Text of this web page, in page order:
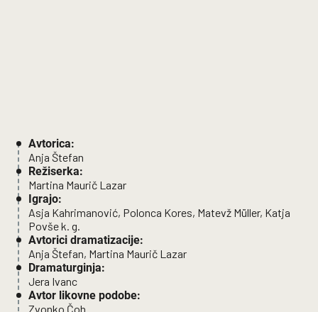
Avtorica:
Anja Štefan
Režiserka:
Martina Maurič Lazar
Igrajo:
Asja Kahrimanović, Polonca Kores, Matevž Müller, Katja
Povše k. g.
Avtorici dramatizacije:
Anja Štefan, Martina Maurič Lazar
Dramaturginja:
Jera Ivanc
Avtor likovne podobe:
Zvonko Čoh